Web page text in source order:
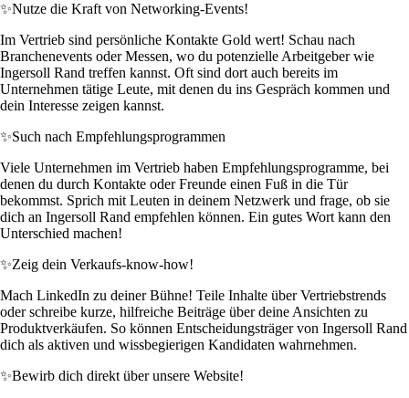
✨Nutze die Kraft von Networking-Events!
Im Vertrieb sind persönliche Kontakte Gold wert! Schau nach
Branchenevents oder Messen, wo du potenzielle Arbeitgeber wie
Ingersoll Rand treffen kannst. Oft sind dort auch bereits im
Unternehmen tätige Leute, mit denen du ins Gespräch kommen und
dein Interesse zeigen kannst.
✨Such nach Empfehlungsprogrammen
Viele Unternehmen im Vertrieb haben Empfehlungsprogramme, bei
denen du durch Kontakte oder Freunde einen Fuß in die Tür
bekommst. Sprich mit Leuten in deinem Netzwerk und frage, ob sie
dich an Ingersoll Rand empfehlen können. Ein gutes Wort kann den
Unterschied machen!
✨Zeig dein Verkaufs-know-how!
Mach LinkedIn zu deiner Bühne! Teile Inhalte über Vertriebstrends
oder schreibe kurze, hilfreiche Beiträge über deine Ansichten zu
Produktverkäufen. So können Entscheidungsträger von Ingersoll Rand
dich als aktiven und wissbegierigen Kandidaten wahrnehmen.
✨Bewirb dich direkt über unsere Website!